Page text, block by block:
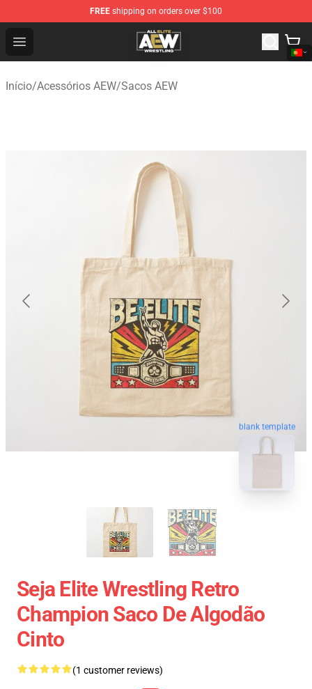
FREE shipping on orders over $100
Open menu
Aew Shop ⚡️ Official Aew Merchandise Store
Início/Acessórios AEW/Sacos AEW
blank template
Seja Elite Wrestling Retro
Champion Saco De Algodão
Cinto
(1 customer reviews)